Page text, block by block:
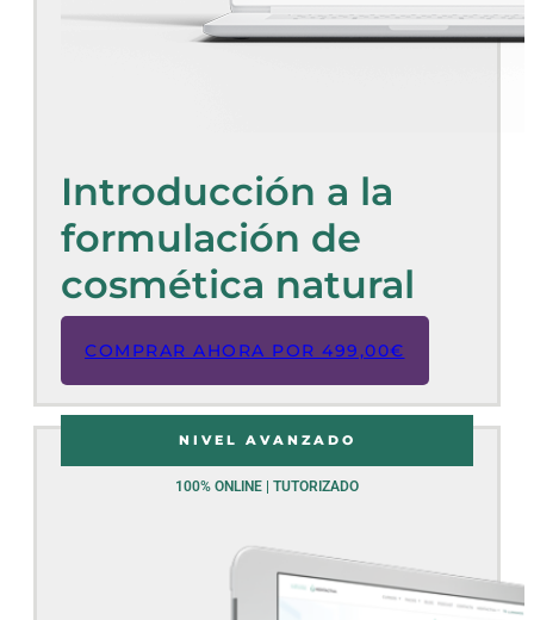
Introducción a la
formulación de
cosmética natural
COMPRAR AHORA POR 499,00€
NIVEL AVANZADO
100% ONLINE | TUTORIZADO